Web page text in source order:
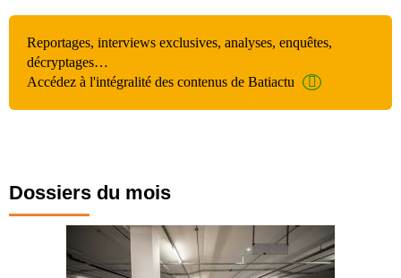
Reportages, interviews exclusives, analyses, enquêtes,
décryptages…
Accédez à l'intégralité des contenus de Batiactu
Dossiers du mois